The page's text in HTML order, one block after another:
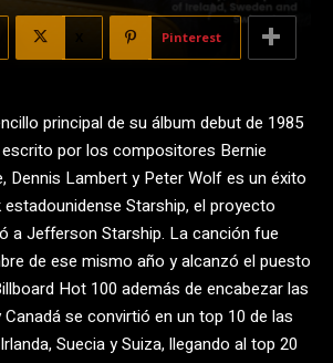
Pinterest
principal de su álbum debut de 1985
escrito por los compositores Bernie
Dennis Lambert y Peter Wolf es un éxito
Starship, el proyecto
a Jefferson Starship. La canción fue
de ese mismo año y alcanzó el puesto
Hot 100 además de encabezar las
se convirtió en un top 10 de las
Suecia y Suiza, llegando al top 20